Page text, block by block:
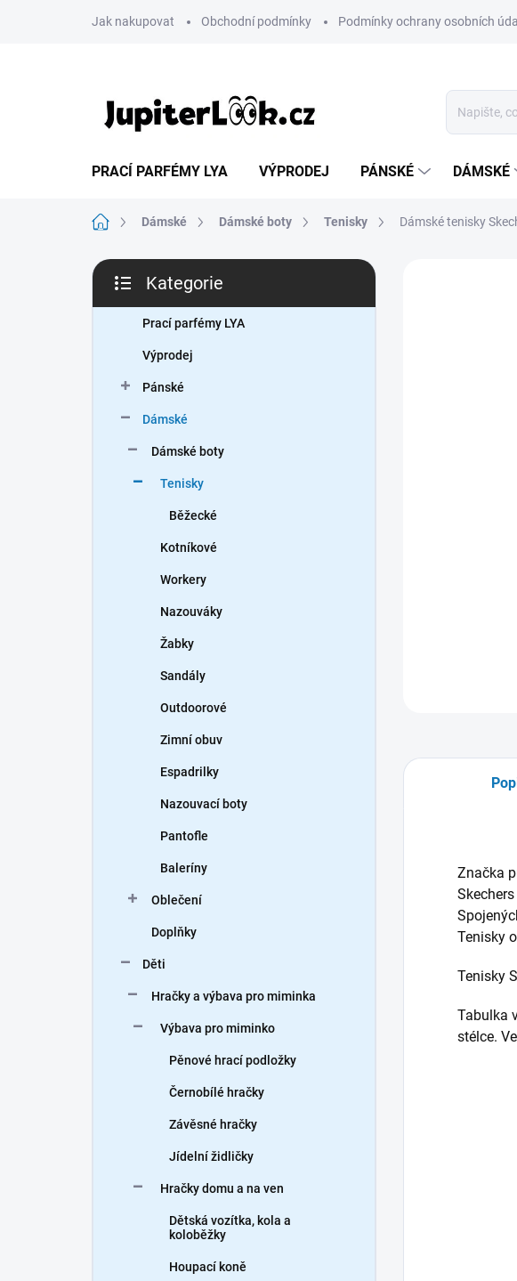
Jak nakupovat Obchodní podmínky Podmínky ochrany osobních
PRACÍ PARFÉMY LYA VÝPRODEJ PÁNSKÉ DÁMSKÉ
Domů Dámské Dámské boty Tenisky Dámské tenisky
P
s
kategorie
Kategorie
Prací parfémy LYA
Výprodej
Pánské
Dámské
Dámské boty
Tenisky
Běžecké
Kotníkové
Workery
Nazouváky
Žabky
Sandály
Outdoorové
Zimní obuv
Espadrilky
Nazouvací boty
Pantofle
Baleríny
Oblečení
Doplňky
Děti
Hračky a výbava pro miminka
Výbava pro miminko
Pěnové hrací podložky
Černobílé hračky
Závěsné hračky
Jídelní židličky
Hračky domu a na ven
Dětská vozítka, kola a
koloběžky
Houpací koně
Značka
Tenisky
Tenisky
Tabulka
stélce.